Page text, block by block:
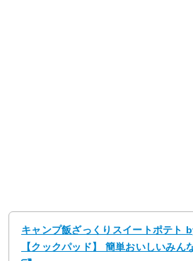
キャンプ飯ざっくりスイートポテト
【クックパッド】 簡単おいしいみん